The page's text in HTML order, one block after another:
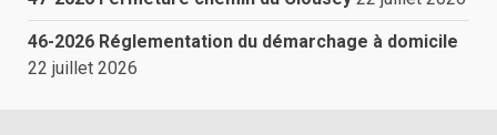
46-2026 Réglementation du démarchage à domicile
22 juillet 2026